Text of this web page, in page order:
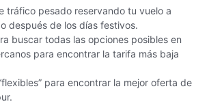
tráfico pesado reservando tu vuelo a
después de los días festivos.
buscar todas las opciones posibles en
para encontrar la tarifa más baja
para encontrar la mejor oferta de